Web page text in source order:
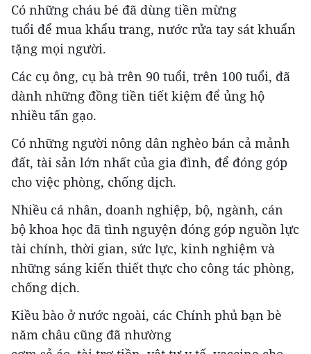
Có những cháu bé đã dùng tiền mừng
tuổi để mua khẩu trang, nước rửa tay sát khuẩn
tặng mọi người.
Các cụ ông, cụ bà trên 90 tuổi, trên 100 tuổi, đã
dành những đồng tiền tiết kiệm để ủng hộ
nhiều tấn gạo.
Có những người nông dân nghèo bán cả mảnh
đất, tài sản lớn nhất của gia đình, để đóng góp
cho việc phòng, chống dịch.
Nhiều cá nhân, doanh nghiệp, bộ, ngành, cán
bộ khoa học đã tình nguyện đóng góp nguồn lực
tài chính, thời gian, sức lực, kinh nghiệm và
những sáng kiến thiết thực cho công tác phòng,
chống dịch.
Kiều bào ở nước ngoài, các Chính phủ bạn bè
năm châu cũng đã nhường